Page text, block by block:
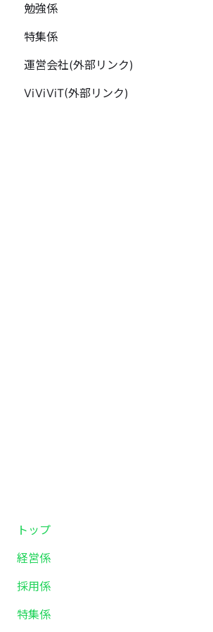
トップ
経営係
採用係
特集係
勉強係
特集係
運営会社(外部リンク)
ViViViT(外部リンク)